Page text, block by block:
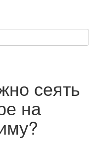
сеять
на